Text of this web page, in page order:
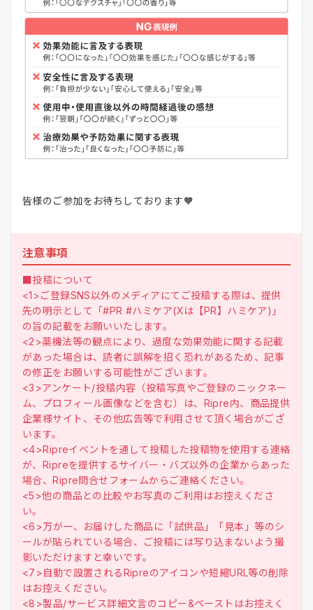
皆様のご参加をお待ちしております🧡
注意事項
■投稿について
<1>ご登録SNS以外のメディアにてご投稿する際は、提供
先の明示として「#PR #ハミケア(Xは【PR】ハミケア)」
の旨の記載をお願いいたします。
<2>薬機法等の観点により、過度な効果効能に関する記載
があった場合は、読者に誤解を招く恐れがあるため、記事
の修正をお願いする可能性がございます。
<3>アンケート/投稿内容（投稿写真やご登録のニックネー
ム、プロフィール画像などを含む）は、Ripre内、商品提供
企業様サイト、その他広告等で利用させて頂く場合がござ
います。
<4>Ripreイベントを通して投稿した投稿物を使用する連絡
が、Ripreを提供するサイバー・バズ以外の企業からあった
場合、Ripre問合せフォームからご連絡ください。
<5>他の商品との比較やお写真のご利用はお控えくださ
い。
<6>万が一、お届けした商品に「試供品」「見本」等のシ
ールが貼られている場合、ご投稿には写り込まないよう撮
影いただけますと幸いです。
<7>自動で設置されるRipreのアイコンや短縮URL等の削除
はお控えください。
<8>製品/サービス詳細文言のコピー&ペーストはお控えく